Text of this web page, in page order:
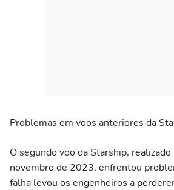
Problemas em voos anteriores da
O segundo voo da Starship, realizado
novembro de 2023, enfrentou
falha levou os engenheiros a